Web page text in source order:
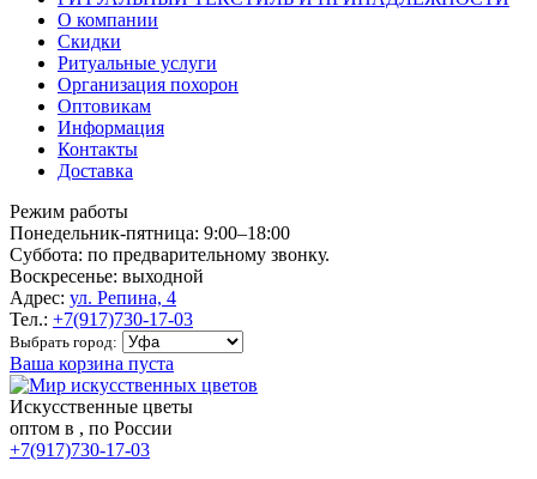
О компании
Скидки
Ритуальные услуги
Организация похорон
Оптовикам
Информация
Контакты
Доставка
Режим работы
Понедельник-пятница: 9:00–18:00
Суббота: по предварительному звонку.
Воскресенье: выходной
Адрес: ул. Репина, 4
Тел.: +7(917)730-17-03
Выбрать город:
Ваша корзина пуста
Искусственные цветы
оптом в , по России
+7(917)730-17-03